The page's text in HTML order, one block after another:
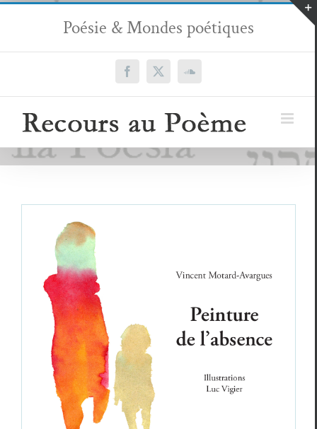
Passer
contenu
Poésie & Mondes poétiques
Facebook
X SoundCloud
Amedeo Anelli, Vincent Motard-
Avargues, Pierre Dhainaut
Amedeo Anelli Critiques Pierre Dhainaut Vincent Motard-Avargues